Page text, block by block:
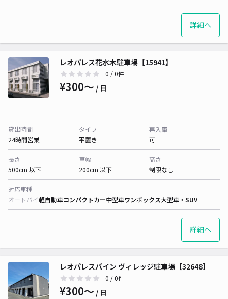
詳細へ
レオパレス花水木駐車場【15941】
0 / 0件
¥300〜 / 日
貸出時間
24時間営業
タイプ
平置き
再入庫
可
長さ
500cm 以下
車幅
200cm 以下
高さ
制限なし
対応車種
オートバイ軽自動車コンパクトカー中型車ワンボックス大型車・SUV
詳細へ
レオパレスパイン ヴィレッジ駐車場【32648】
0 / 0件
¥300〜 / 日